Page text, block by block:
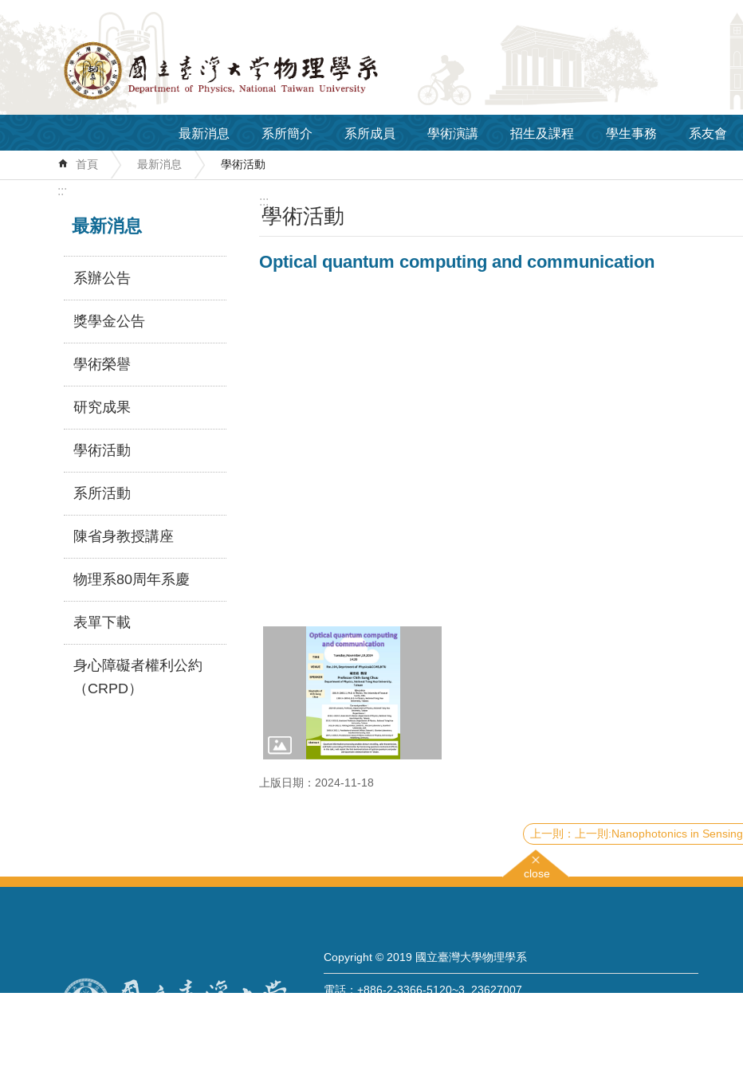
跳到主要內容區塊
最新消息 系所簡介 系所成員 學術演講 招生及課程 學生事務 系友會
首頁 最新消息 學術活動
:::
最新消息
系辦公告
獎學金公告
學術榮譽
研究成果
學術活動
系所活動
陳省身教授講座
物理系80周年系慶
表單下載
身心障礙者權利公約
（CRPD）
:::
學術活動
Optical quantum computing and communication
上版日期：2024-11-18
上一則:Nanophotonics in Sensing, Nonlinear Optics, and Metadevices
close
Copyright © 2019 國立臺灣大學物理學系
電話：+886-2-3366-5120~3 23627007